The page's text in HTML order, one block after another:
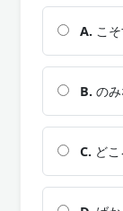
A. こ
B. の
C. ど